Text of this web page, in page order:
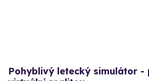
Pohyblivý letecký simulátor -